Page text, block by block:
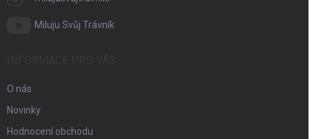
Miluju Svůj Trávník
O nás
Novinky
Hodnocení obchodu